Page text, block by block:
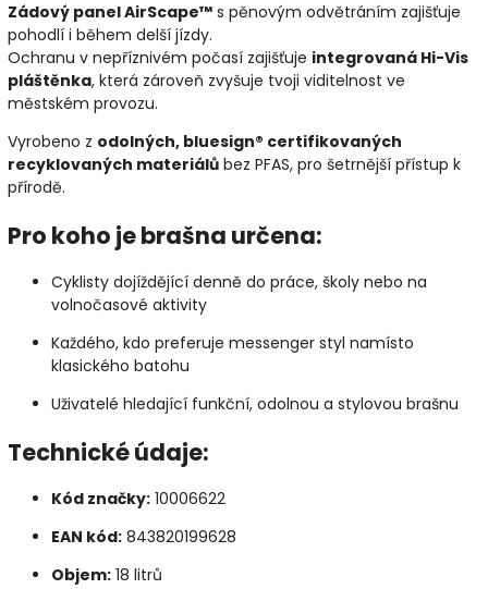
Zádový panel AirScape™ s pěnovým odvětráním zajišťuje
pohodlí i během delší jízdy.
Ochranu v nepříznivém počasí zajišťuje integrovaná Hi-Vis
pláštěnka, která zároveň zvyšuje tvoji viditelnost ve
městském provozu.
Vyrobeno z odolných, bluesign® certifikovaných
recyklovaných materiálů bez PFAS, pro šetrnější přístup k
přírodě.
Pro koho je brašna určena:
Cyklisty dojíždějící denně do práce, školy nebo na
volnočasové aktivity
Každého, kdo preferuje messenger styl namísto
klasického batohu
Uživatelé hledající funkční, odolnou a stylovou brašnu
Technické údaje:
Kód značky: 10006622
EAN kód: 843820199628
Objem: 18 litrů